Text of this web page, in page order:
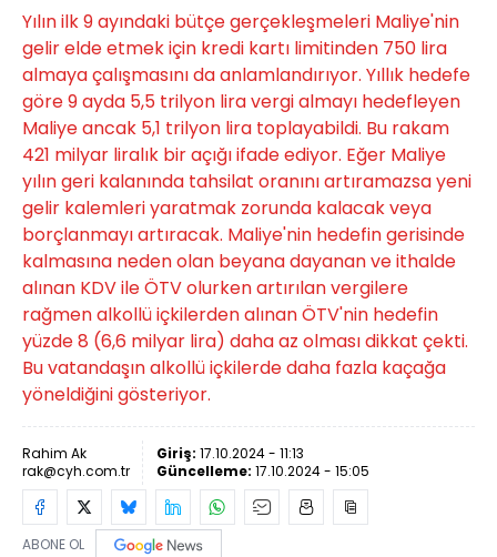
Yılın ilk 9 ayındaki bütçe gerçekleşmeleri Maliye'nin
gelir elde etmek için kredi kartı limitinden 750 lira
almaya çalışmasını da anlamlandırıyor. Yıllık hedefe
göre 9 ayda 5,5 trilyon lira vergi almayı hedefleyen
Maliye ancak 5,1 trilyon lira toplayabildi. Bu rakam
421 milyar liralık bir açığı ifade ediyor. Eğer Maliye
yılın geri kalanında tahsilat oranını artıramazsa yeni
gelir kalemleri yaratmak zorunda kalacak veya
borçlanmayı artıracak. Maliye'nin hedefin gerisinde
kalmasına neden olan beyana dayanan ve ithalde
alınan KDV ile ÖTV olurken artırılan vergilere
rağmen alkollü içkilerden alınan ÖTV'nin hedefin
yüzde 8 (6,6 milyar lira) daha az olması dikkat çekti.
Bu vatandaşın alkollü içkilerde daha fazla kaçağa
yöneldiğini gösteriyor.
Rahim Ak
rak@cyh.com.tr
Giriş: 17.10.2024 - 11:13
Güncelleme: 17.10.2024 - 15:05
ABONE OL